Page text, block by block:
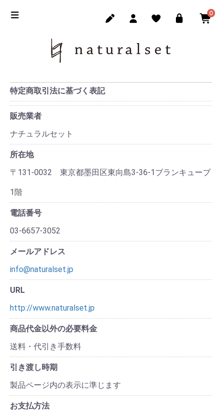
0
特定商取引法に基づく表記
販売業者
ナチュラルセット
所在地
〒131-0032 東京都墨田区東向島3-36-1ブランキューブ
1階
電話番号
03-6657-3052
メールアドレス
info@naturalset.jp
URL
http://www.naturalset.jp
商品代金以外の必要料金
送料・代引き手数料
引き渡し時期
製品ページ内の表示に準じます
お支払方法